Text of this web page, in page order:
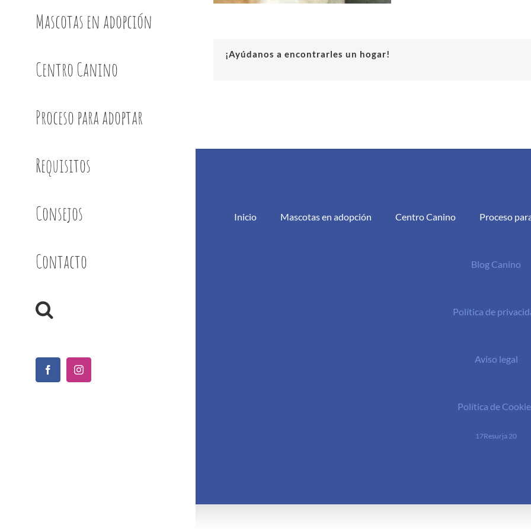
Mascotas en adopción
Centro Canino
Proceso para adoptar
Requisitos
Consejos
Contacto
FacebookInstagram
¡Ayúdanos a encontrarles un hogar!
Inicio Mascotas en adopción Centro Canino Proceso
Blog Canino
Política de
Aviso legal
Política de
17Resurja 20